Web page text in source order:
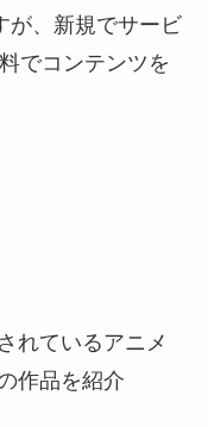
が、新規でサービ
でコンテンツを
れているアニメ
作品を紹介